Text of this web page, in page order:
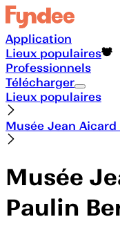
Application
Lieux populaires
Professionnels
Télécharger
Lieux populaires
Musée Jean
Musée
Paulin